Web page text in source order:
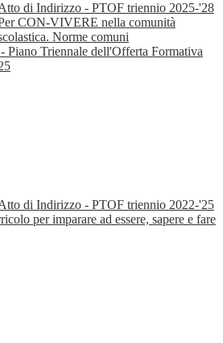
di Indirizzo - PTOF triennio 2025-'28
CON-VIVERE nella comunità
Norme comuni
Piano Triennale dell'Offerta Formativa
di Indirizzo - PTOF triennio 2022-'25
per imparare ad essere, sapere e fare